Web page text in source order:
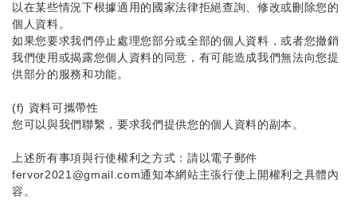
以在某些情況下根據適用的國家法律拒絕查詢、修改或刪除您的
個人資料。
如果您要求我們停止處理您部分或全部的個人資料，或者您撤銷
我們使用或揭露您個人資料的同意，有可能造成我們無法向您提
供部分的服務和功能。
(f) 資料可攜帶性
您可以與我們聯繫，要求我們提供您的個人資料的副本。
上述所有事項與行使權利之方式：請以電子郵件
fervor2021@gmail.com通知本網站主張行使上開權利之具體內
容。